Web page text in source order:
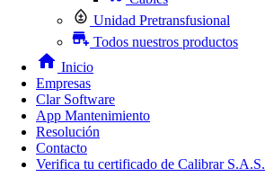
Unidad Pretransfusional
Todos nuestros productos
Inicio
Empresas
Clar Software
App Mantenimiento
Resolución
Contacto
Verifica tu certificado de Calibrar S.A.S.